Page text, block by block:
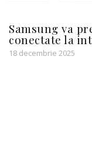
Samsung va
conectate la
18 decembrie 2025